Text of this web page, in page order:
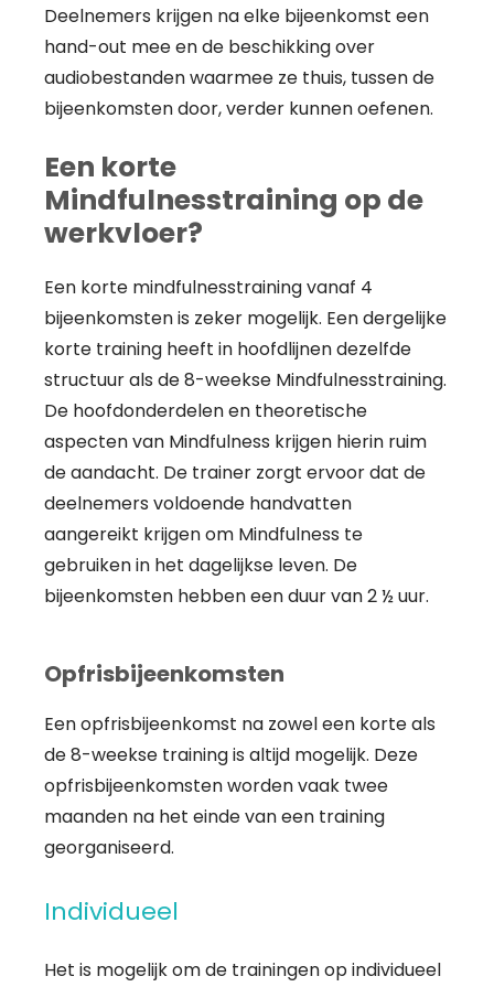
Deelnemers krijgen na elke bijeenkomst een
hand-out mee en de beschikking over
audiobestanden waarmee ze thuis, tussen de
bijeenkomsten door, verder kunnen oefenen.
Een korte
Mindfulnesstraining op de
werkvloer?
Een korte mindfulnesstraining vanaf 4
bijeenkomsten is zeker mogelijk. Een dergelijke
korte training heeft in hoofdlijnen dezelfde
structuur als de 8-weekse Mindfulnesstraining.
De hoofdonderdelen en theoretische
aspecten van Mindfulness krijgen hierin ruim
de aandacht. De trainer zorgt ervoor dat de
deelnemers voldoende handvatten
aangereikt krijgen om Mindfulness te
gebruiken in het dagelijkse leven. De
bijeenkomsten hebben een duur van 2 ½ uur.
Opfrisbijeenkomsten
Een opfrisbijeenkomst na zowel een korte als
de 8-weekse training is altijd mogelijk. Deze
opfrisbijeenkomsten worden vaak twee
maanden na het einde van een training
georganiseerd.
Individueel
Het is mogelijk om de trainingen op individueel